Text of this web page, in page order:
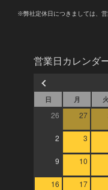
※弊社定休日につきましては、
営業日カレンダ
日 月 火
26 27
2 3
9 10
16 17